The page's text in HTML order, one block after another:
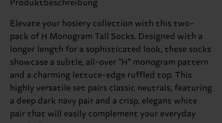
Produktbeschreibung
Elevate your hosiery collection with this two-
pack of H Monogram Tall Socks. Designed with a
longer length for a sophisticated look, these socks
showcase a subtle, all-over "H" monogram pattern
and a charming lettuce-edge ruffled top. This
highly versatile set pairs classic neutrals, featuring
a deep dark navy pair and a crisp, elegant white
pair that will easily complement your everyday